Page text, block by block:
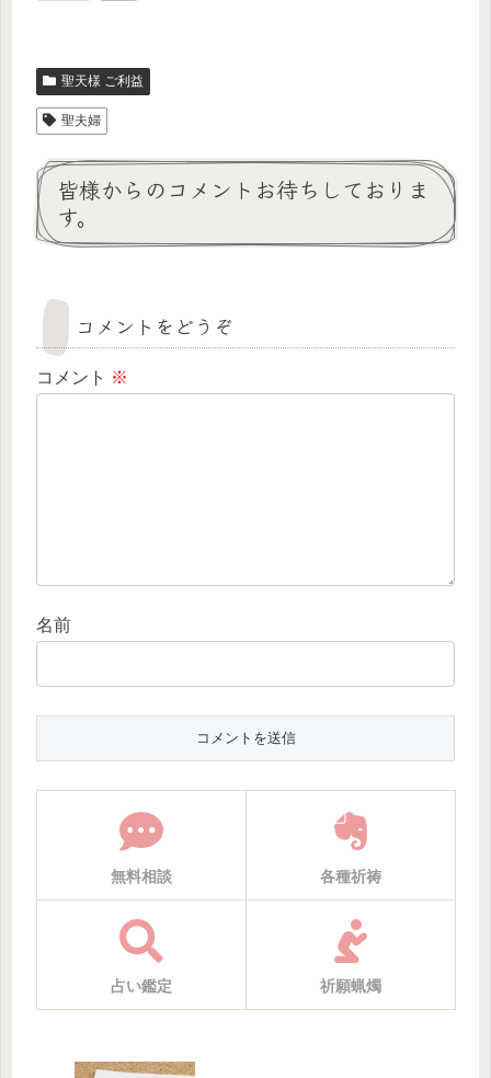
聖天様 ご利益
聖夫婦
皆様からのコメントお待ちしておりま
す。
コメントをどうぞ
コメント ※
名前
無料相談 各種祈祷
占い鑑定 祈願蝋燭